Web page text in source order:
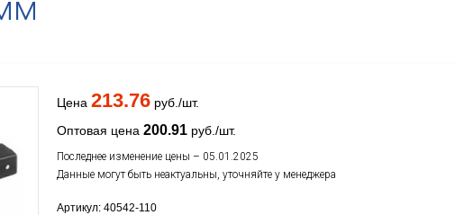
Цена 213.76руб./шт.
Оптовая цена 200.91руб./шт.
Последнее изменение цены – 05.01.2025
Данные могут быть неактуальны, уточняйте у менеджера
Артикул: 40542-110